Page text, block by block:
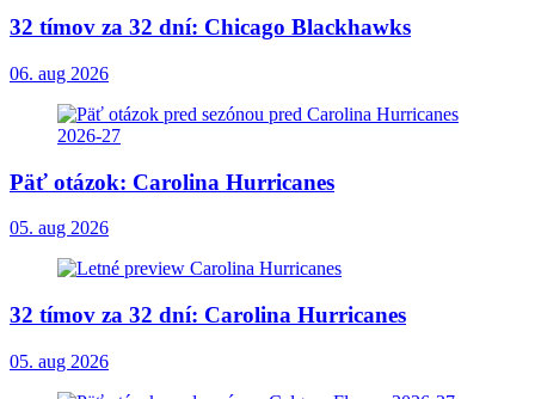
32 tímov za 32 dní: Chicago Blackhawks
06. aug 2026
Päť otázok: Carolina Hurricanes
05. aug 2026
32 tímov za 32 dní: Carolina Hurricanes
05. aug 2026